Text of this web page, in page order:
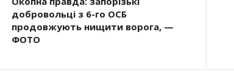
добровольці з 6-го ОСБ
продовжують нищити ворога, —
ФОТО